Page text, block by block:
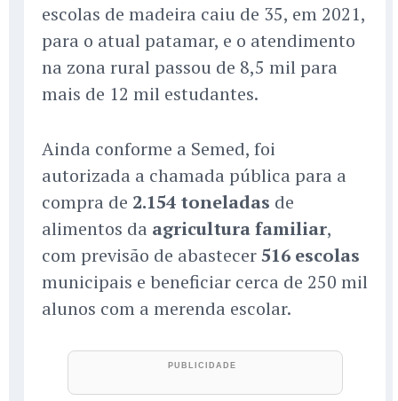
escolas de madeira caiu de 35, em 2021,
para o atual patamar, e o atendimento
na zona rural passou de 8,5 mil para
mais de 12 mil estudantes.
Ainda conforme a Semed, foi
autorizada a chamada pública para a
compra de 2.154 toneladas de
alimentos da agricultura familiar,
com previsão de abastecer516 escolas
municipais e beneficiar cerca de 250 mil
alunos com a merenda escolar.